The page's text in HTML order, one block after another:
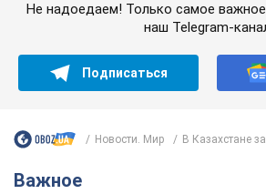
Не надоедаем! Только самое
наш Telegram-
Подписаться
Новости. Мир В Казахстане
Важное